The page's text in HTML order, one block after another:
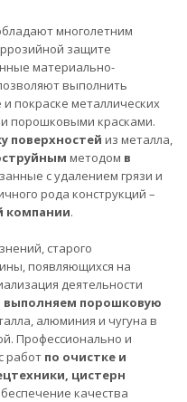
многолетним
защите
материально-
выполнить
покраске металлических
порошковыми красками.
поверхностей из металла,
методом в
с удалением грязи и
рода конструкций –
компании.
старого
появляющихся на
деятельности
выполняем порошковую
алюминия и чугуна в
Профессионально и
работ по очистке и
цистерн
качества